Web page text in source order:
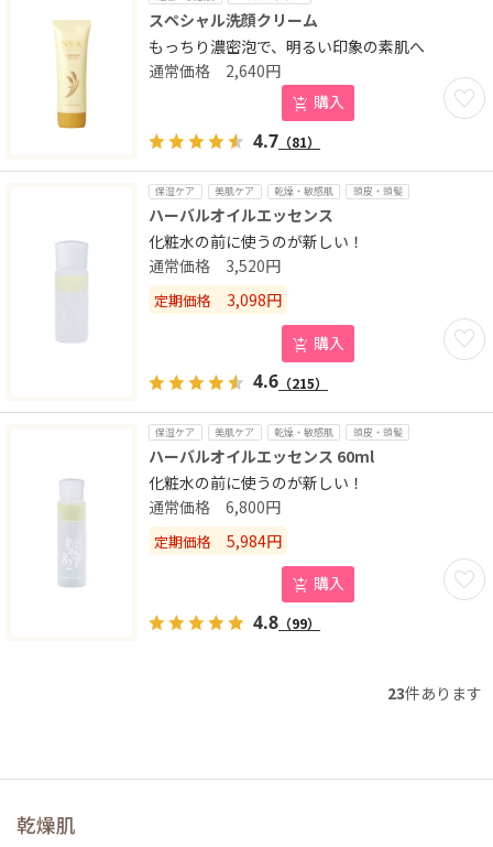
スペシャル洗顔クリーム
もっちり濃密泡で、明るい印象の素肌へ
お気
2,640円
購入
4.7 （81）
保湿ケア 美肌ケア 乾燥・敏感肌 頭皮・頭髪
ハーバルオイルエッセンス
化粧水の前に使うのが新しい！
お気
3,520円
定期価格 3,098円
購入
4.6 （215）
保湿ケア 美肌ケア 乾燥・敏感肌 頭皮・頭髪
ハーバルオイルエッセンス 60ml
化粧水の前に使うのが新しい！
お気
6,800円
定期価格 5,984円
購入
4.8 （99）
23件あります
乾燥肌